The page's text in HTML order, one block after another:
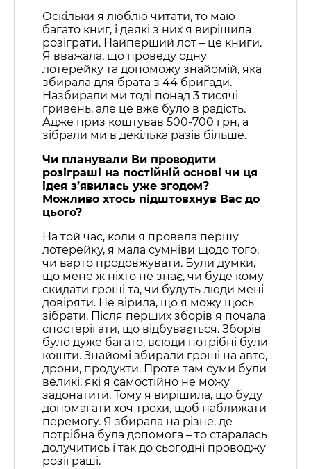
Оскільки я люблю читати, то маю
багато книг, і деякі з них я вирішила
розіграти. Найперший лот – це книги.
Я вважала, що проведу одну
лотерейку та допоможу знайомій, яка
збирала для брата з 44 бригади.
Назбирали ми тоді понад 3 тисячі
гривень, але це вже було в радість.
Адже приз коштував 500-700 грн, а
зібрали ми в декілька разів більше.
Чи планували Ви проводити
розіграші на постійній основі чи ця
ідея з’явилась уже згодом?
Можливо хтось підштовхнув Вас до
цього?
На той час, коли я провела першу
лотерейку, я мала сумніви щодо того,
чи варто продовжувати. Були думки,
що мене ж ніхто не знає, чи буде кому
скидати гроші та, чи будуть люди мені
довіряти. Не вірила, що я можу щось
зібрати. Після перших зборів я почала
спостерігати, що відбувається. Зборів
було дуже багато, всюди потрібні були
кошти. Знайомі збирали гроші на авто,
дрони, продукти. Проте там суми були
великі, які я самостійно не можу
задонатити. Тому я вирішила, що буду
допомагати хоч трохи, щоб наближати
перемогу. Я збирала на різне, де
потрібна була допомога – то старалась
долучитись і так до сьогодні проводжу
розіграші.